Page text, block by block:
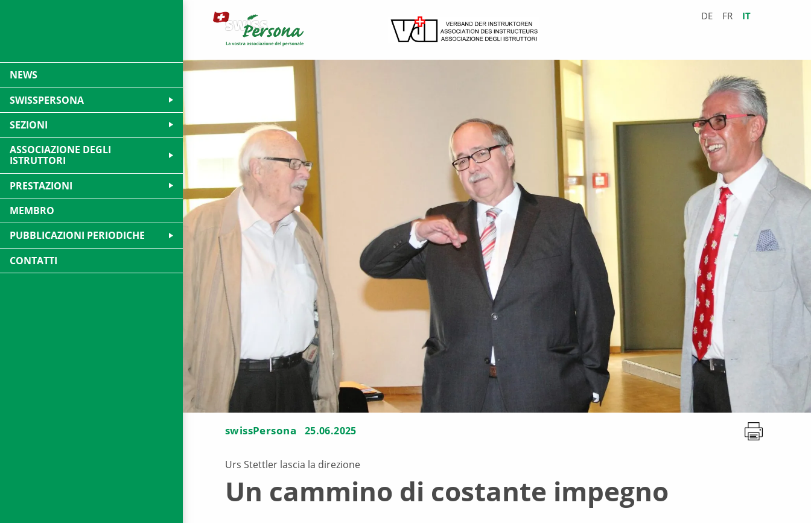
DE FR IT
swissPersona 25.06.2025
Urs Stettler lascia la direzione
Un cammino di costante impegno
NEWS
SWISSPERSONA
SEZIONI
ASSOCIAZIONE DEGLI
ISTRUTTORI
PRESTAZIONI
MEMBRO
PUBBLICAZIONI PERIODICHE
CONTATTI